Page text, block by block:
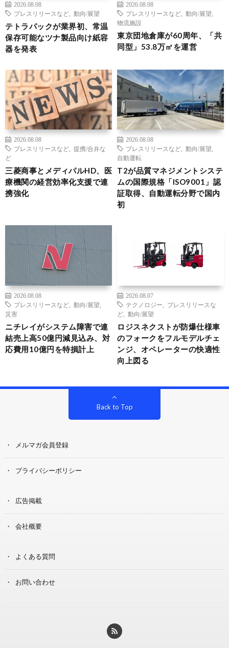
2026.08.08
プレスリリースなど
動向/展望
テトラパックが業界初、常温
保存可能なツナ製品向け紙容
器を発表
2026.08.08
プレスリリースなど
動向/展望
物流施設
東京団地倉庫が60周年、「共
同型」53.8万㎡を運営
2026.08.08
プレスリリースなど
提携/合弁な
ど
三菱商事とメディパルHD、医
療機関の経営効率化支援で連
携強化
2026.08.08
プレスリリースなど
動向/展望
自動運転
T2が品質マネジメントシステ
ムの国際規格「ISO9001」認
証取得、自動運転分野で国内
初
2026.08.08
プレスリリースなど
動向/展望
災害
ニチレイがシステム障害で連
結売上高50億円減見込み、対
応費用10億円を特損計上
2026.08.07
テクノロジー
プレスリリースな
ど
動向/展望
ロジスネクストが防爆仕様車
のフォークをフルモデルチェ
ンジ、オペレーターの快適性
向上図る
Back to Top
メルマガ会員登録
プライバシーポリシー
広告掲載
会社概要
よくある質問
お問い合わせ